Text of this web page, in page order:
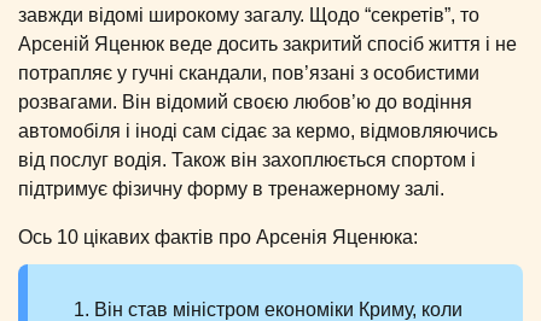
завжди відомі широкому загалу. Щодо “секретів”, то
Арсеній Яценюк веде досить закритий спосіб життя і не
потрапляє у гучні скандали, пов’язані з особистими
розвагами. Він відомий своєю любов’ю до водіння
автомобіля і іноді сам сідає за кермо, відмовляючись
від послуг водія. Також він захоплюється спортом і
підтримує фізичну форму в тренажерному залі.
Ось 10 цікавих фактів про Арсенія Яценюка:
Він став міністром економіки Криму, коли